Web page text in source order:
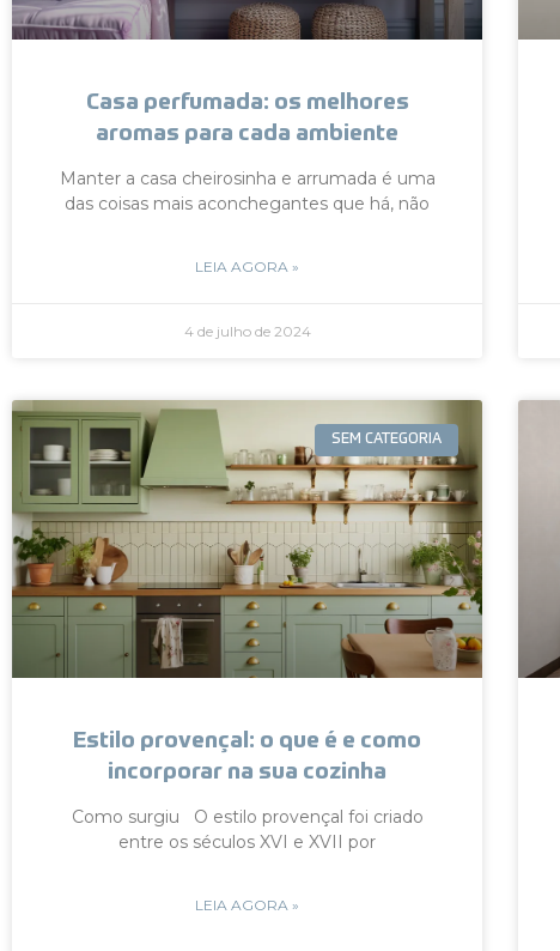
Casa perfumada: os melhores
aromas para cada ambiente
Manter a casa cheirosinha e arrumada é uma
das coisas mais aconchegantes que há, não
LEIA AGORA »
4 de julho de 2024
SEM CATEGORIA
Estilo provençal: o que é e como
incorporar na sua cozinha
Como surgiu O estilo provençal foi criado
entre os séculos XVI e XVII por
LEIA AGORA »